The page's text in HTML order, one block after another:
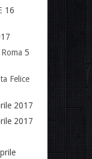
16
5
Felice
2017
2017